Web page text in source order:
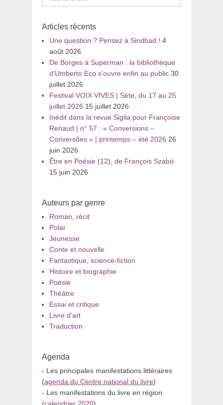
pour
Articles récents
Une question ? Pensez à Sindbad ! 4
août 2026
De Borges à Superman : la bibliothèque
d’Umberto Eco s’ouvre enfin au public 30
juillet 2026
Festival VOIX VIVES | Sète, du 17 au 25
juillet 2026 15 juillet 2026
Inédit dans la revue Sigila pour Françoise
Renaud | n° 57 : « Conversions –
Conversões » | printemps – été 2026 26
juin 2026
Être en Poésie (12), de François Szabó
15 juin 2026
Auteurs par genre
Roman, récit
Polar
Jeunesse
Conte et nouvelle
Fantastique, science-fiction
Histoire et biographie
Poésie
Théâtre
Essai et critique
Livre d’art
Traduction
Agenda
- Les principales manifestations littéraires
(agenda du Centre national du livre)
- Les manifestations du livre en région